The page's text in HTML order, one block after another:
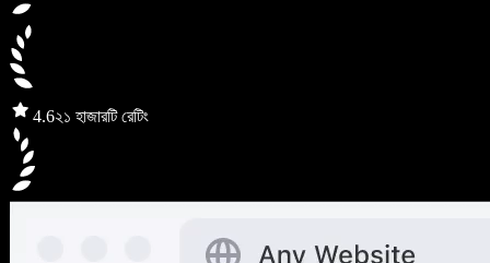
4.6২১ হাজারটি রেটিং